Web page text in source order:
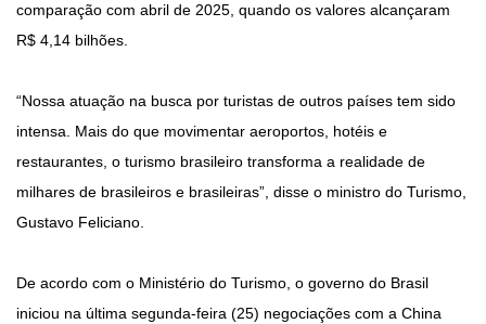
comparação com abril de 2025, quando os valores alcançaram
R$ 4,14 bilhões.
“Nossa atuação na busca por turistas de outros países tem sido
intensa. Mais do que movimentar aeroportos, hotéis e
restaurantes, o turismo brasileiro transforma a realidade de
milhares de brasileiros e brasileiras”, disse o ministro do Turismo,
Gustavo Feliciano.
De acordo com o Ministério do Turismo, o governo do Brasil
iniciou na última segunda-feira (25) negociações com a China